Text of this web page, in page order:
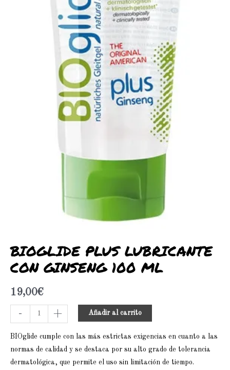
BIOGLIDE PLUS LUBRICANTE
CON GINSENG 100 ML
19,00€
- + Añadir al carrito
BIOglide cumple con las más estrictas exigencias en cuanto a las
normas de calidad y se destaca por su alto grado de tolerancia
dermatológica, que permite el uso sin limitación de tiempo.